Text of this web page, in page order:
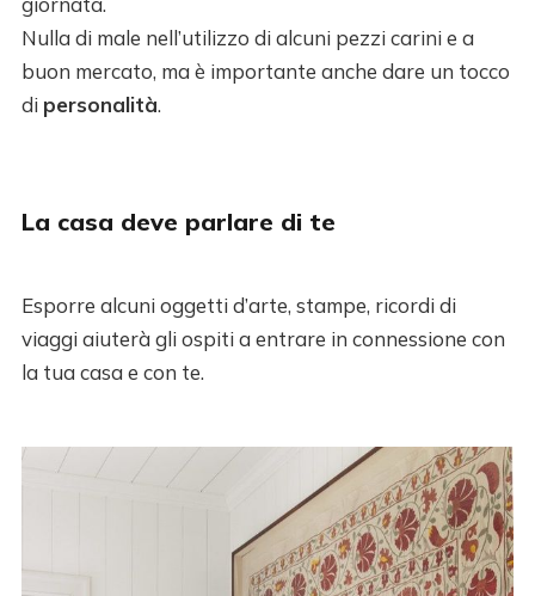
Nulla di male nell’utilizzo di alcuni pezzi carini e a
buon mercato, ma è importante anche dare un tocco
di personalità.
La casa deve parlare di te
Esporre alcuni oggetti d’arte, stampe, ricordi di
viaggi aiuterà gli ospiti a entrare in connessione con
la tua casa e con te.